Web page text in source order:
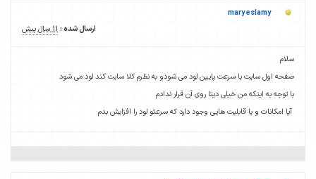
mary eslamy
ارسال شده : 11 سال پیش
سلام
صفحه اول سایت با سرعت پایین لود می شودو به نظرم کلا سایت کند لود می شود
با توجه به اینکه من خیلی دیتا روی آن قرار ندادم
آیا امکانات و یا قابلیت هایی وجود دارد که سرعتو لود را افزایش بدم